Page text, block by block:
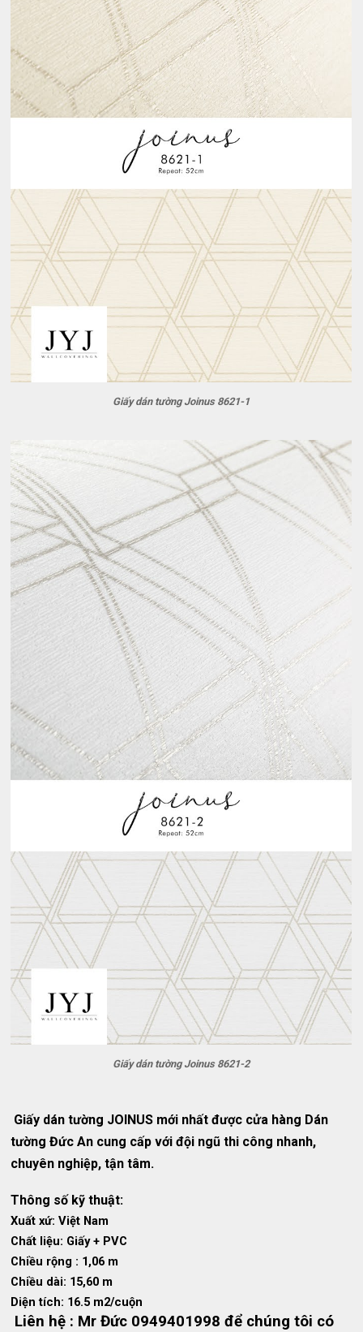
Giấy dán tường Joinus 8621-1
Giấy dán tường Joinus 8621-2
Giấy dán tường JOINUS mới nhất được cửa hàng Dán
tường Đức An cung cấp với đội ngũ thi công nhanh,
chuyên nghiệp, tận tâm.
Thông số kỹ thuật:
Xuất xứ: Việt Nam
Chất liệu: Giấy + PVC
Chiều rộng : 1,06 m
Chiều dài: 15,60 m
Diện tích: 16.5 m2/cuộn
Liên hệ : Mr Đức 0949401998 để chúng tôi có